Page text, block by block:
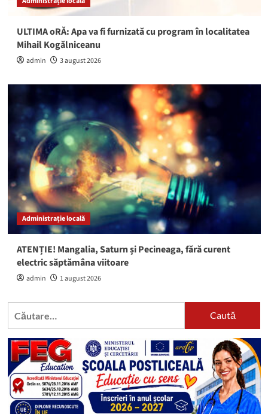
ULTIMA oRĂ: Apa va fi furnizată cu program în localitatea
Mihail Kogălniceanu
admin 3 august 2026
Administrație locală
ATENȚIE! Mangalia, Saturn și Pecineaga, fără curent
electric săptămâna viitoare
admin 1 august 2026